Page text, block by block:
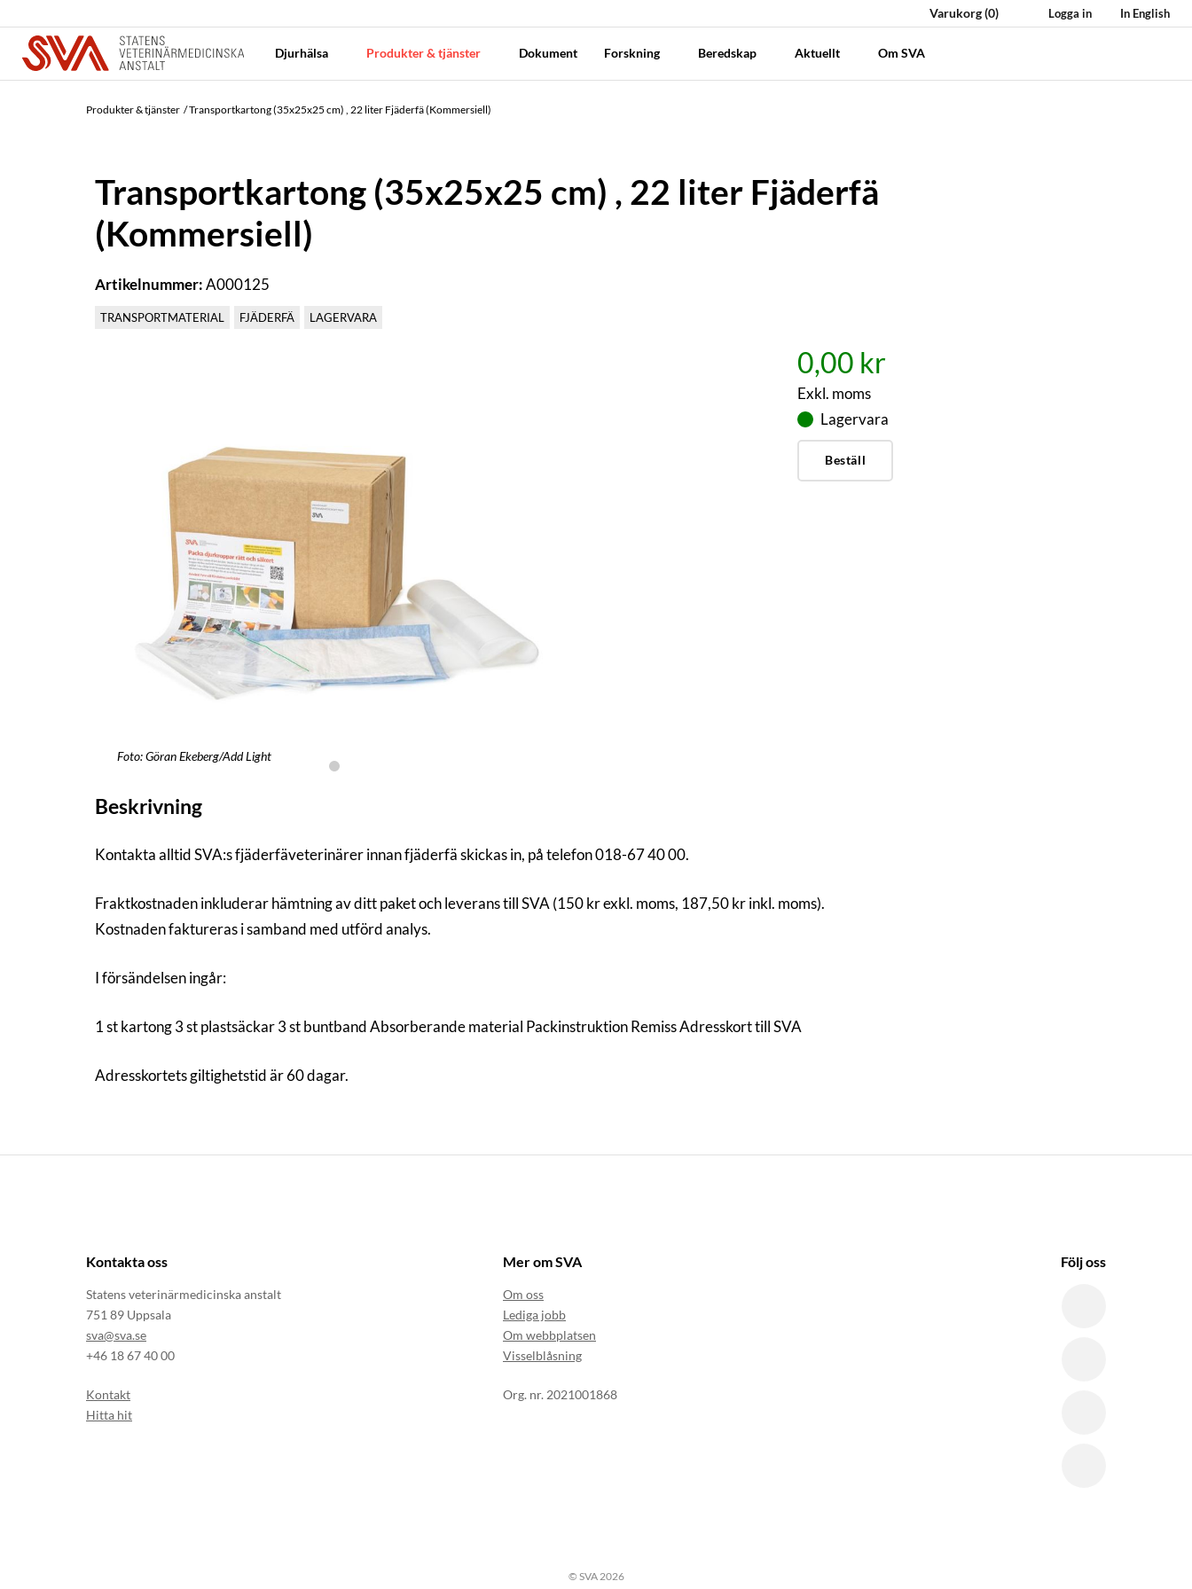
Varukorg(0) Logga in In English
Djurhälsa Produkter & tjänster Dokument Forskning Beredskap Aktuellt Om SVA
Produkter & tjänster Transportkartong (35x25x25 cm) , 22 liter Fjäderfä (Kommersiell)
Transportkartong (35x25x25 cm) , 22 liter Fjäderfä
(Kommersiell)
Artikelnummer:A000125
TRANSPORTMATERIAL FJÄDERFÄ LAGERVARA
Foto: Göran Ekeberg/Add Light
0,00 kr
Exkl. moms
Lagervara
Beställ
Beskrivning
Kontakta alltid SVA:s fjäderfäveterinärer innan fjäderfä skickas in, på telefon 018-67 40 00.
Fraktkostnaden inkluderar hämtning av ditt paket och leverans till SVA (150 kr exkl. moms, 187,50 kr inkl. moms).
Kostnaden faktureras i samband med utförd analys.
I försändelsen ingår:
1 st kartong 3 st plastsäckar 3 st buntband Absorberande material Packinstruktion Remiss Adresskort till SVA
Adresskortets giltighetstid är 60 dagar.
Kontakta oss
Statens veterinärmedicinska anstalt
751 89 Uppsala
sva@sva.se
+46 18 67 40 00
Kontakt
Hitta hit
Mer om SVA
Om oss
Lediga jobb
Om webbplatsen
Visselblåsning
Org. nr. 2021001868
Följ oss
© SVA 2026